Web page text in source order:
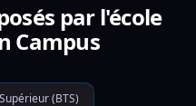
par l'école
Campus
(BTS)